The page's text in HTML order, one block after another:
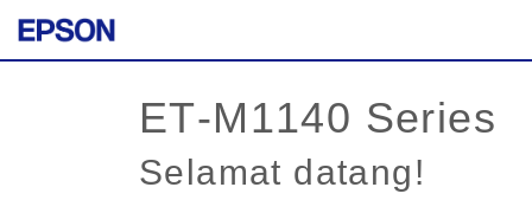
Selamat datang!